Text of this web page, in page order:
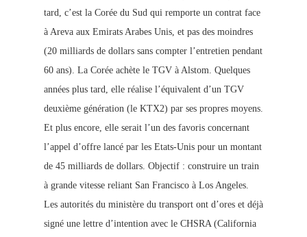
tard, c’est la Corée du Sud qui remporte un contrat face
à Areva aux Emirats Arabes Unis, et pas des moindres
(20 milliards de dollars sans compter l’entretien pendant
60 ans). La Corée achète le TGV à Alstom. Quelques
années plus tard, elle réalise l’équivalent d’un TGV
deuxième génération (le KTX2) par ses propres moyens.
Et plus encore, elle serait l’un des favoris concernant
l’appel d’offre lancé par les Etats-Unis pour un montant
de 45 milliards de dollars. Objectif : construire un train
à grande vitesse reliant San Francisco à Los Angeles.
Les autorités du ministère du transport ont d’ores et déjà
signé une lettre d’intention avec le CHSRA (California